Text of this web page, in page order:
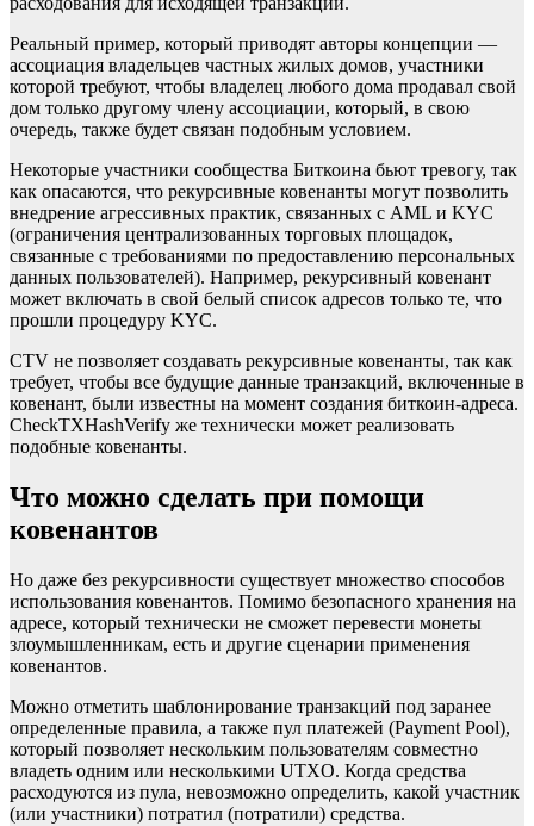
Реальный пример, который приводят авторы концепции —
ассоциация владельцев частных жилых домов, участники
которой требуют, чтобы владелец любого дома продавал свой
дом только другому члену ассоциации, который, в свою
очередь, также будет связан подобным условием.
Некоторые участники сообщества Биткоина бьют тревогу, так
как опасаются, что рекурсивные ковенанты могут позволить
внедрение агрессивных практик, связанных с AML и KYC
(ограничения централизованных торговых площадок,
связанные с требованиями по предоставлению персональных
данных пользователей). Например, рекурсивный ковенант
может включать в свой белый список адресов только те, что
прошли процедуру KYC.
CTV не позволяет создавать рекурсивные ковенанты, так как
требует, чтобы все будущие данные транзакций, включенные в
ковенант, были известны на момент создания биткоин-адреса.
CheckTXHashVerify же технически может реализовать
подобные ковенанты.
Что можно сделать при помощи
ковенантов
Но даже без рекурсивности существует множество способов
использования ковенантов. Помимо безопасного хранения на
адресе, который технически не сможет перевести монеты
злоумышленникам, есть и другие сценарии применения
ковенантов.
Можно отметить шаблонирование транзакций под заранее
определенные правила, а также пул платежей (Payment Pool),
который позволяет нескольким пользователям совместно
владеть одним или несколькими UTXO. Когда средства
расходуются из пула, невозможно определить, какой участник
(или участники) потратил (потратили) средства.